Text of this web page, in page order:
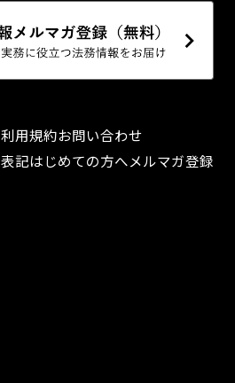
利用規約お問い合わせ
記はじめての方へメルマガ登録